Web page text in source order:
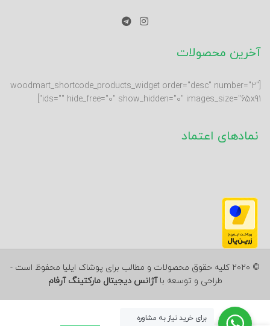
آخرین محصولات
[woodmart_shortcode_products_widget order="desc" number="2"
ids="" hide_free="0" show_hidden="0" images_size="65x91"]
نمادهای اعتماد
© 2020 کلیه حقوق محصولات و مطالب برای پوشاک ایلیا محفوظ است -
طراحی و توسعه باآژانس دیجیتال مارکتینگ آرفام
برای خرید نیاز به مشاوره